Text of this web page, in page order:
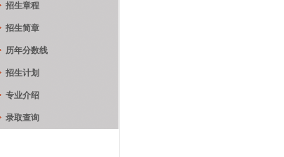
招生章程
招生简章
历年分数线
招生计划
专业介绍
录取查询